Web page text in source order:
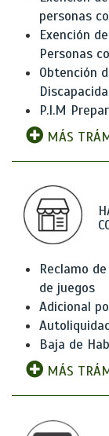
personas
Exención
Personas
Obtención
P.I.M
MÁS
Reclamo
de juegos
Adicional
Baja de
MÁS